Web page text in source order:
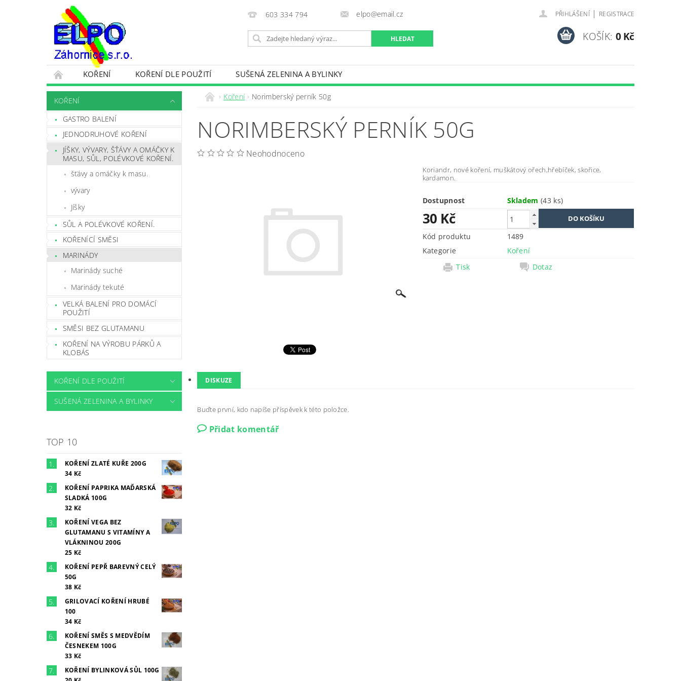
603 334 794 elpo@email.cz PŘIHLÁŠENÍ | REGISTRACE
KOŠÍK: 0 Kč
KOŘENÍ KOŘENÍ DLE POUŽITÍ
SUŠENÁ ZELENINA A BYLINKY
OCHRANA OSOBNÍCH ÚDAJŮ A VŠEOBECNÉ OBCHODNÍ PODMÍNKY
KOŘENÍ
GASTRO BALENÍ
JEDNODRUHOVÉ KOŘENÍ
JÍŠKY, VÝVARY, ŠŤÁVY A OMÁČKY K
MASU, SŮL, POLÉVKOVÉ KOŘENÍ.
šťávy a omáčky k masu.
vývary
Jíšky
SŮL A POLÉVKOVÉ KOŘENÍ.
KOŘENÍCÍ SMĚSI
MARINÁDY
Marinády suché
Marinády tekuté
VELKÁ BALENÍ PRO DOMÁCÍ
POUŽITÍ
SMĚSI BEZ GLUTAMANU
KOŘENÍ NA VÝROBU PÁRKŮ A
KLOBÁS
KOŘENÍ DLE POUŽITÍ
SUŠENÁ ZELENINA A BYLINKY
TOP 10
KOŘENÍ ZLATÉ KUŘE 200G
34 Kč
KOŘENÍ PAPRIKA MAĎARSKÁ
SLADKÁ 100G
32 Kč
KOŘENÍ VEGA BEZ
GLUTAMANU S VITAMÍNY A
VLÁKNINOU 200G
25 Kč
KOŘENÍ PEPŘ BAREVNÝ CELÝ
50G
38 Kč
GRILOVACÍ KOŘENÍ HRUBÉ
100
34 Kč
KOŘENÍ SMĚS S MEDVĚDÍM
ČESNEKEM 100G
33 Kč
KOŘENÍ BYLINKOVÁ SŮL 100G
Koření Norimberský perník 50g
NORIMBERSKÝ PERNÍK 50G
Neohodnoceno
Koriandr, nové koření, muškátový ořech,hřebíček, skořice,
kardamon.
Dostupnost Skladem(43 ks)
30 Kč
Kód produktu
1489
Kategorie
Koření
Tisk
Dotaz
DISKUZE
Buďte první, kdo napíše příspěvek k této položce.
Přidat komentář